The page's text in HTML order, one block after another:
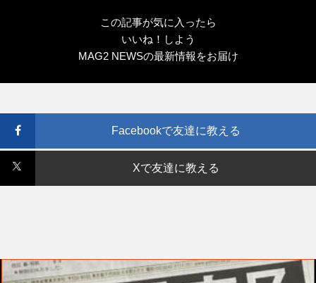
この記事が気に入ったら
いいね！しよう
MAG2 NEWSの最新情報をお届け
Facebookで友達に教える
Xで友達に教える